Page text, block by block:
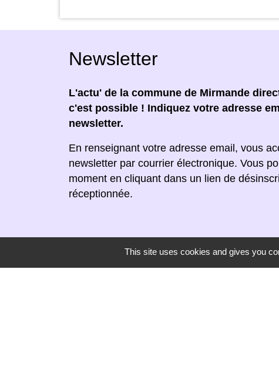
Newsletter
L'actu' de la commune de Mirmande
c'est possible ! Indiquez votre adresse
newsletter.
En renseignant votre adresse email, vous
newsletter par courrier électronique. Vous
moment en cliquant dans un lien de
réceptionnée.
This site uses cookies and gives you